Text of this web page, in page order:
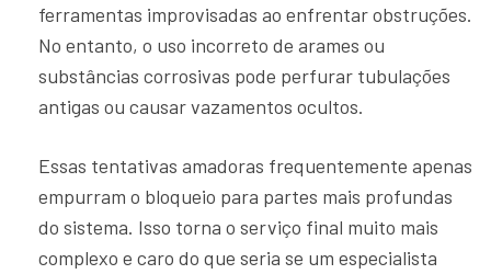
ferramentas improvisadas ao enfrentar obstruções.
No entanto, o uso incorreto de arames ou
substâncias corrosivas pode perfurar tubulações
antigas ou causar vazamentos ocultos.
Essas tentativas amadoras frequentemente apenas
empurram o bloqueio para partes mais profundas
do sistema. Isso torna o serviço final muito mais
complexo e caro do que seria se um especialista